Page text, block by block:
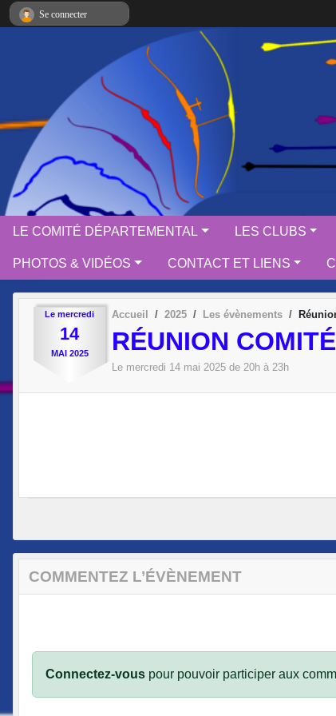
LE COMITÉ DÉPARTEMENTAL LES CLUBS
PHOTOS & VIDÉOS CONTACT ET LIENS
Le mercredi
14
MAI 2025
Accueil 2025 Les évènements
RÉUNION
Le mercredi 14 mai 2025 de 20h à 23h
COMMENTEZ L’ÉVÈNEMENT
Connectez-vous pour pouvoir participer aux
Se connecter
Panneau de gestion des cookies